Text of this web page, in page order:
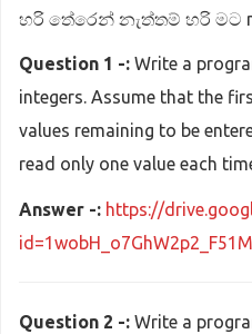
හරි තේරෙන් නැත්තම් හරි මට
Question 1 -: Write a
integers. Assume that the
values remaining to be
read only one value each
Answer -: https://
Question 2 -: Write a